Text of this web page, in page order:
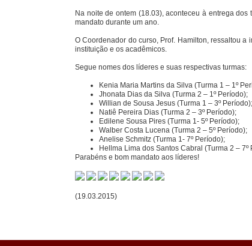
Na noite de ontem (18.03), aconteceu à entrega
mandato durante um ano.
O Coordenador do curso, Prof. Hamilton, ressaltou
instituição e os acadêmicos.
Segue nomes dos líderes e suas respectivas turmas:
Kenia Maria Martins da Silva (Turma 1 – 1º
Jhonata Dias da Silva (Turma 2 – 1º Período);
Willian de Sousa Jesus (Turma 1 – 3º Período);
Natiê Pereira Dias (Turma 2 – 3º Período);
Edilene Sousa Pires (Turma 1- 5º Período);
Walber Costa Lucena (Turma 2 – 5º Período);
Anelise Schmitz (Turma 1- 7º Período);
Hellma Lima dos Santos Cabral (Turma 2 – 7º
Parabéns e bom mandato aos líderes!
(19.03.2015)